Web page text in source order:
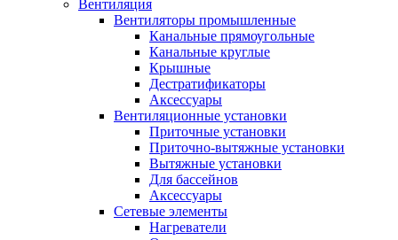
Вентиляция
Вентиляторы промышленные
Канальные прямоугольные
Канальные круглые
Крышные
Дестратификаторы
Аксессуары
Вентиляционные установки
Приточные установки
Приточно-вытяжные установки
Вытяжные установки
Для бассейнов
Аксессуары
Сетевые элементы
Нагреватели